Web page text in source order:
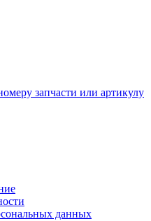
запчасти или артикулу
данных